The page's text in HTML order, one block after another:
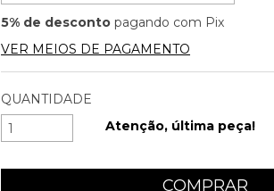
5% de desconto pagando com Pix
VER MEIOS DE PAGAMENTO
QUANTIDADE
Atenção, última peça!